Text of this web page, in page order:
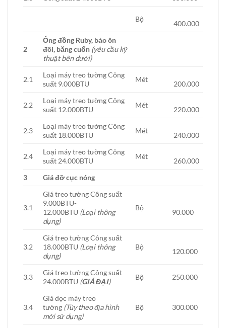
Bộ
400.000
2
Ống đồng Ruby, bảo ôn
đôi, băng cuốn (yêu cầu kỹ
thuật bên dưới)
2.1
Loại máy treo tường Công
suất 9.000BTU
Mét
200.000
2.2
Loại máy treo tường Công
suất 12.000BTU
Mét
220.000
2.3
Loại máy treo tường Công
suất 18.000BTU
Mét
240.000
2.4
Loại máy treo tường Công
suất 24.000BTU
Mét
260.000
3
Giá đỡ cục nóng
3.1
Giá treo tường Công suất
9.000BTU-
12.000BTU (Loại thông
dụng)
Bộ
90.000
3.2
Giá treo tường Công suất
18.000BTU (Loại thông
dụng)
Bộ
120.000
3.3
Giá treo tường Công suất
24.000BTU (GIÁ ĐẠI)
Bộ 250.000
3.4
Giá dọc máy treo
tường (Tùy theo địa hình
mới sử dụng)
Bộ 300.000